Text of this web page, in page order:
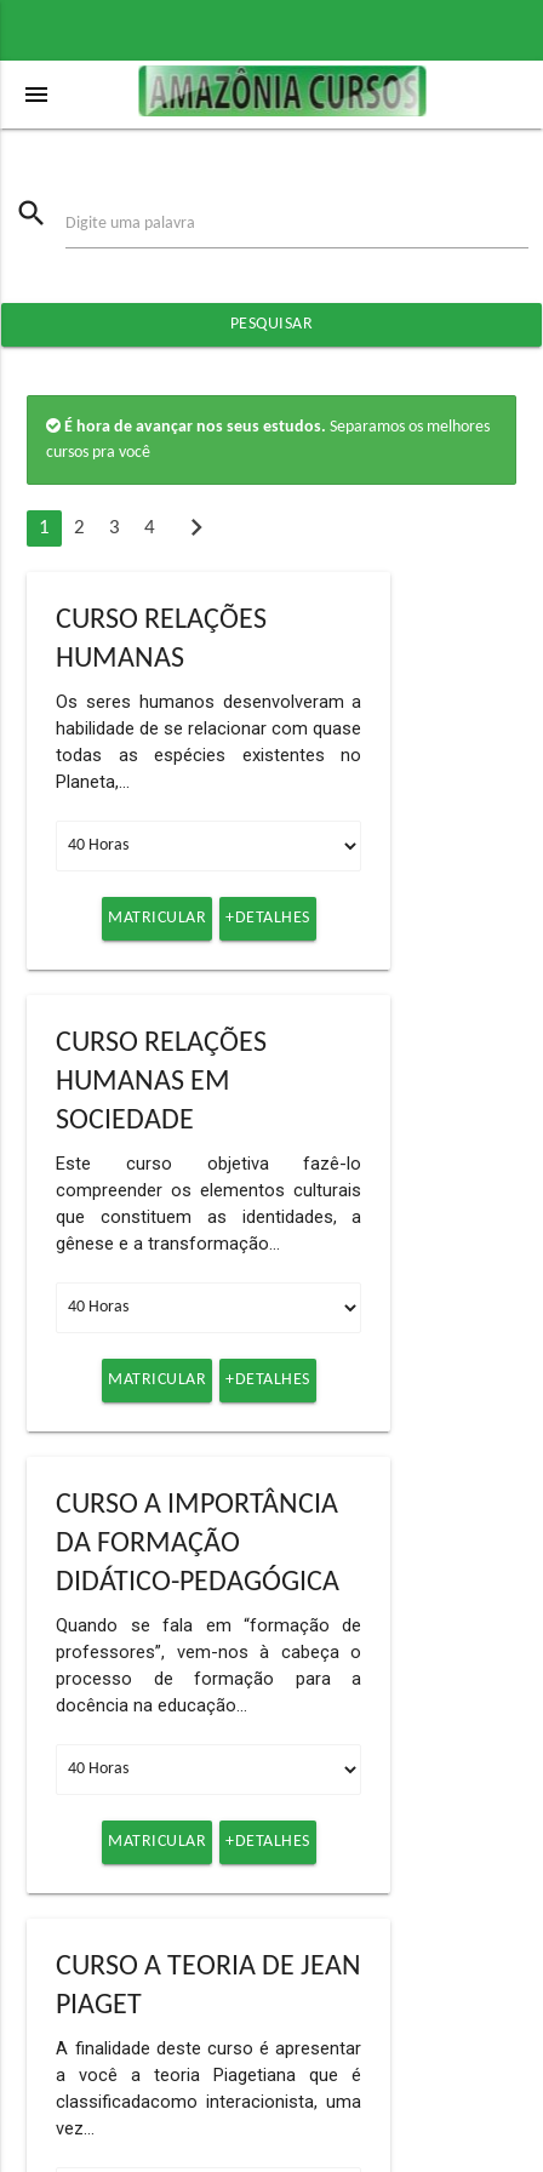
menu
search Digite uma palavra
PESQUISAR
É hora de avançar nos seus estudos. Separamos os melhores
cursos pra você
1 2 3 4 chevron_right
CURSO RELAÇÕES
HUMANAS
Os seres humanos desenvolveram a
habilidade de se relacionar com quase
todas as espécies existentes no
Planeta,…
MATRICULAR +DETALHES
CURSO RELAÇÕES
HUMANAS EM
SOCIEDADE
Este curso objetiva fazê-lo
compreender os elementos culturais
que constituem as identidades, a
gênese e a transformação…
MATRICULAR +DETALHES
CURSO A IMPORTÂNCIA
DA FORMAÇÃO
DIDÁTICO-PEDAGÓGICA
Quando se fala em “formação de
professores”, vem-nos à cabeça o
processo de formação para a
docência na educação…
MATRICULAR +DETALHES
CURSO A TEORIA DE JEAN
PIAGET
A finalidade deste curso é apresentar
a você a teoria Piagetiana que é
classificadacomo interacionista, uma
vez…